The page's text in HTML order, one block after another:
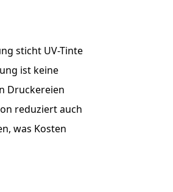
sticht UV-Tinte
ist keine
Druckereien
reduziert auch
was Kosten